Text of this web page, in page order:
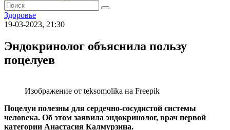
Здоровье
19-03-2023, 21:30
Эндокринолог объяснила пользу
поцелуев
Изображение от teksomolika на Freepik
Поцелуи полезны для сердечно-сосудистой системы
человека. Об этом заявила эндокринолог, врач первой
категории Анастасия Калмурзина.